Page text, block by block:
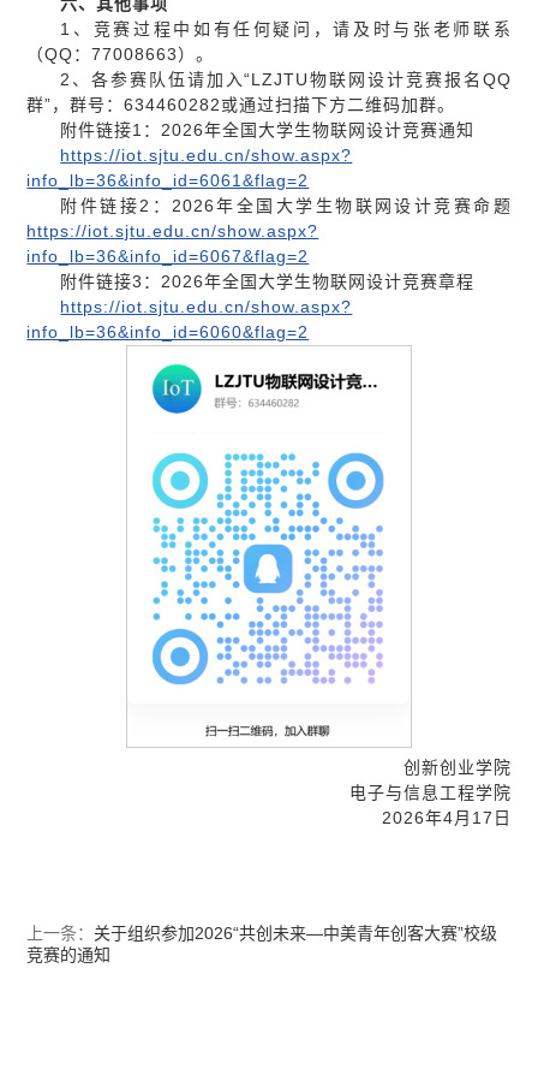
六、其他事项
1、竞赛过程中如有任何疑问，请及时与张老师联系
（QQ：77008663）。
2、各参赛队伍请加入“LZJTU物联网设计竞赛报名QQ
群”，群号：634460282或通过扫描下方二维码加群。
附件链接1：2026年全国大学生物联网设计竞赛通知
https://iot.sjtu.edu.cn/show.aspx?
info_lb=36&info_id=6061&flag=2
附件链接2：2026年全国大学生物联网设计竞赛命题
https://iot.sjtu.edu.cn/show.aspx?
info_lb=36&info_id=6067&flag=2
附件链接3：2026年全国大学生物联网设计竞赛章程
https://iot.sjtu.edu.cn/show.aspx?
info_lb=36&info_id=6060&flag=2
创新创业学院
电子与信息工程学院
2026年4月17日
上一条： 关于组织参加2026“共创未来—中美青年创客大赛”校级
竞赛的通知